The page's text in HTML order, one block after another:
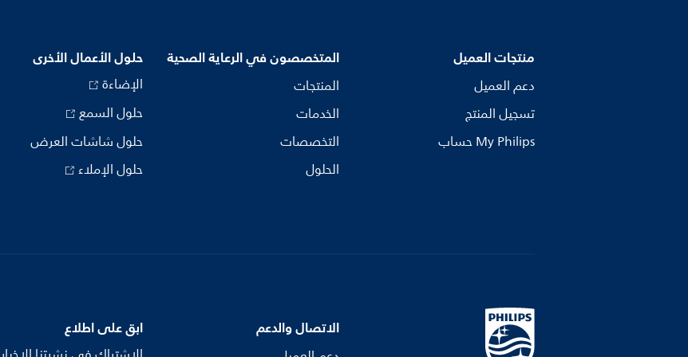
منتجات العميل
دعم العميل
تسجيل المنتج
My Philips حساب
المتخصصون في الرعاية الصحية
المنتجات
الخدمات
التخصصات
الحلول
حلول الأعمال الأخرى
الإضاءة
حلول السمع
حلول شاشات العرض
حلول الإملاء
الاتصال والدعم ابق على اطلاع